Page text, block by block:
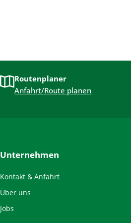
Routenplaner
Anfahrt/Route planen
Unternehmen
Kontakt & Anfahrt
Über uns
Jobs